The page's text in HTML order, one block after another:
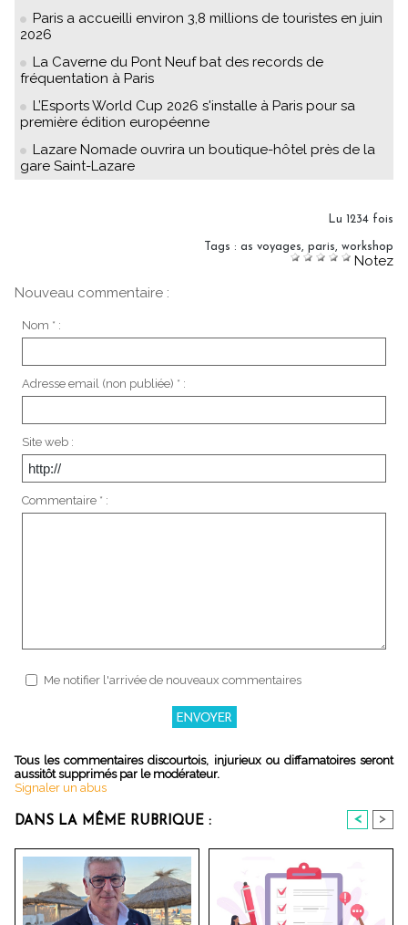
Paris a accueilli environ 3,8 millions de touristes en juin
2026
La Caverne du Pont Neuf bat des records de
fréquentation à Paris
L’Esports World Cup 2026 s'installe à Paris pour sa
première édition européenne
Lazare Nomade ouvrira un boutique-hôtel près de la
gare Saint-Lazare
Lu 1234 fois
Tags : as voyages, paris, workshop
Notez
Nouveau commentaire :
Nom * :
Adresse email (non publiée) * :
Site web :
Commentaire * :
Me notifier l'arrivée de nouveaux commentaires
Tous les commentaires discourtois, injurieux ou diffamatoires seront
aussitôt supprimés par le modérateur.
Signaler un abus
DANS LA MÊME RUBRIQUE : < >